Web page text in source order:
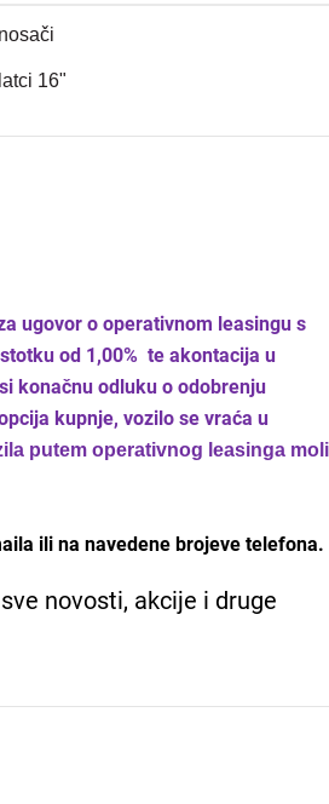
16"
ugovor o operativnom leasingu s
od 1,00% te akontacija u
konačnu odluku o odobrenju
kupnje, vozilo se vraća u
putem operativnog leasinga
ili na navedene brojeve telefona.
novosti, akcije i druge